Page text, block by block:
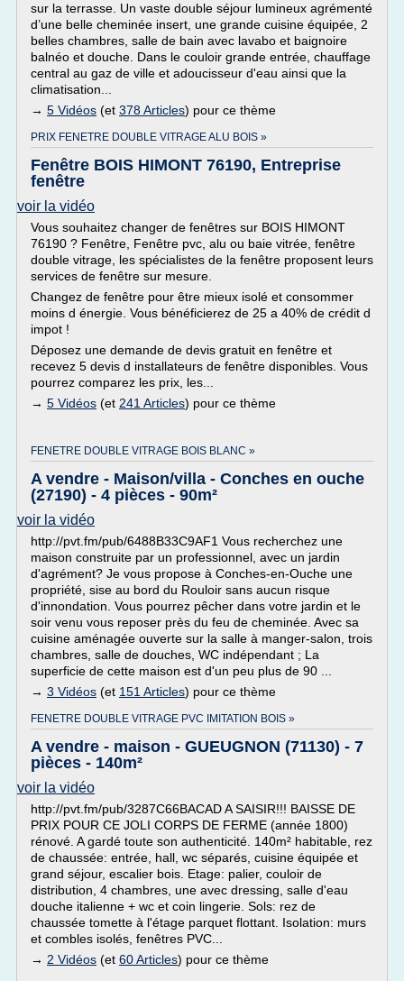
sur la terrasse. Un vaste double séjour lumineux agrémenté
d’une belle cheminée insert, une grande cuisine équipée, 2
belles chambres, salle de bain avec lavabo et baignoire
balnéo et douche. Dans le couloir grande entrée, chauffage
central au gaz de ville et adoucisseur d'eau ainsi que la
climatisation...
→ 5 Vidéos (et 378 Articles) pour ce thème
PRIX FENETRE DOUBLE VITRAGE ALU BOIS »
Fenêtre BOIS HIMONT 76190, Entreprise
fenêtre
voir la vidéo
Vous souhaitez changer de fenêtres sur BOIS HIMONT
76190 ? Fenêtre, Fenêtre pvc, alu ou baie vitrée, fenêtre
double vitrage, les spécialistes de la fenêtre proposent leurs
services de fenêtre sur mesure.
Changez de fenêtre pour être mieux isolé et consommer
moins d énergie. Vous bénéficierez de 25 a 40% de crédit d
impot !
Déposez une demande de devis gratuit en fenêtre et
recevez 5 devis d installateurs de fenêtre disponibles. Vous
pourrez comparez les prix, les...
→ 5 Vidéos (et 241 Articles) pour ce thème
FENETRE DOUBLE VITRAGE BOIS BLANC »
A vendre - Maison/villa - Conches en ouche
(27190) - 4 pièces - 90m²
voir la vidéo
http://pvt.fm/pub/6488B33C9AF1 Vous recherchez une
maison construite par un professionnel, avec un jardin
d'agrément? Je vous propose à Conches-en-Ouche une
propriété, sise au bord du Rouloir sans aucun risque
d'innondation. Vous pourrez pêcher dans votre jardin et le
soir venu vous reposer près du feu de cheminée. Avec sa
cuisine aménagée ouverte sur la salle à manger-salon, trois
chambres, salle de douches, WC indépendant ; La
superficie de cette maison est d'un peu plus de 90 ...
→ 3 Vidéos (et 151 Articles) pour ce thème
FENETRE DOUBLE VITRAGE PVC IMITATION BOIS »
A vendre - maison - GUEUGNON (71130) - 7
pièces - 140m²
voir la vidéo
http://pvt.fm/pub/3287C66BACAD A SAISIR!!! BAISSE DE
PRIX POUR CE JOLI CORPS DE FERME (année 1800)
rénové. A gardé toute son authenticité. 140m² habitable, rez
de chaussée: entrée, hall, wc séparés, cuisine équipée et
grand séjour, escalier bois. Etage: palier, couloir de
distribution, 4 chambres, une avec dressing, salle d'eau
douche italienne + wc et coin lingerie. Sols: rez de
chaussée tomette à l'étage parquet flottant. Isolation: murs
et combles isolés, fenêtres PVC...
→ 2 Vidéos (et 60 Articles) pour ce thème